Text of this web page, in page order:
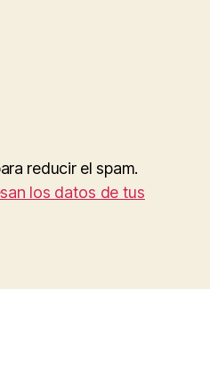
reducir el spam.
los datos de tus